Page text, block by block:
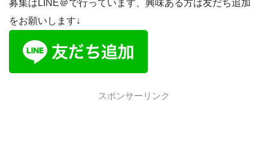
募集はLINE＠で行っています、興味ある方は友だち追加
をお願いします↓
スポンサーリンク